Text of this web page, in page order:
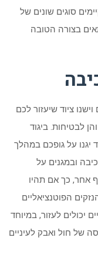
סוגים שונים של
בצורה הטובה
ציוד שיעזור לכם
לבטיחות. ביגוד
יגנו על גופכם במהלך
ובמגנים על
אחר, כך אם תהיו
הפוטנציאליים
יכולים לעזור, במיוחד
של חול ואבק לעיניים